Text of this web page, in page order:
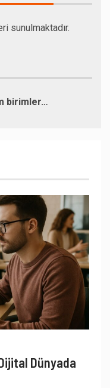
sunulmaktadır.
birimler…
Dünyada